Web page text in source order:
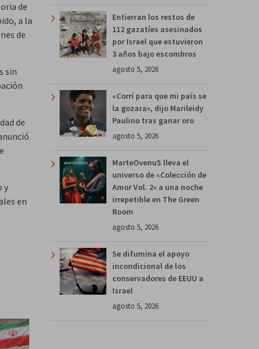
de
a la
de
sin
de
y
en
Entierran los restos de
112 gazatíes asesinados
por Israel que estuvieron
3 años bajo escombros
agosto 5, 2026
«Corrí para que mi país se
la gozara», dijo Marileidy
Paulino tras ganar oro
agosto 5, 2026
MarteOvenuS lleva el
universo de «Colección de
Amor Vol. 2» a una noche
irrepetible en The Green
Room
agosto 5, 2026
Se difumina el apoyo
incondicional de los
conservadores de EEUU a
Israel
agosto 5, 2026